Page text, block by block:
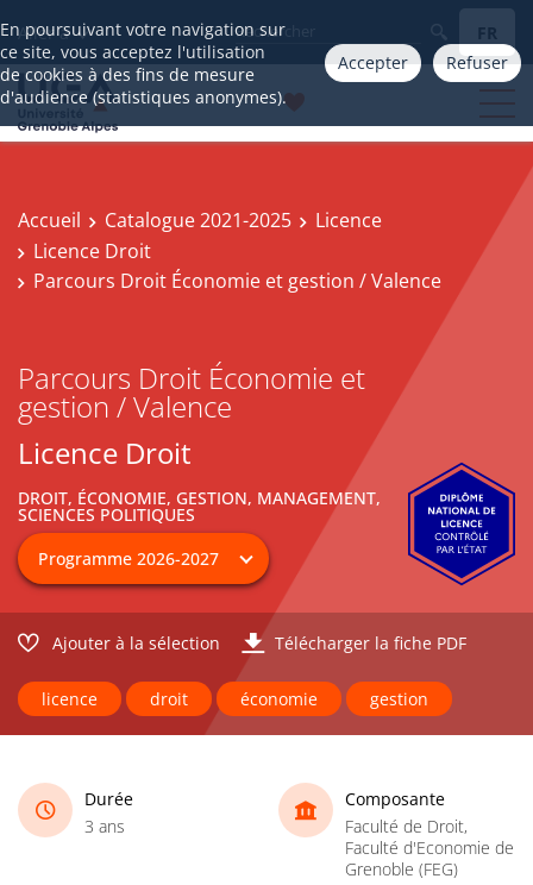
En poursuivant votre navigation sur
ce site, vous acceptez l'utilisation
de cookies à des fins de mesure
d'audience (statistiques anonymes).
Accepter Refuser
Aller à FR
Accueil Catalogue 2021-2025
Licence
Licence Droit
Parcours Droit Économie et gestion / Valence
Parcours Droit Économie et
gestion / Valence
Licence Droit
DROIT, ÉCONOMIE, GESTION, MANAGEMENT,
SCIENCES POLITIQUES
Ajouter à la sélection Télécharger la fiche PDF
licence droit économie gestion
Durée
3 ans
Composante
Faculté de Droit,
Faculté d'Economie de
Grenoble (FEG)